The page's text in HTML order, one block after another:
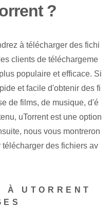
?
à télécharger des fichi
clients de téléchargeme
populaire⁣ et⁢ efficace. Si
et facile d'obtenir des fi
de films, de musique, d'é
uTorrent est une option
nous vous montreron
des fichiers av
À UTORRENT